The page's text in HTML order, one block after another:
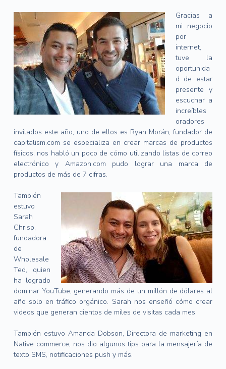
Gracias a
mi negocio
por
internet,
tuve la
oportunida
d de estar
presente y
escuchar a
increíbles
oradores
invitados este año, uno de ellos es Ryan Morán; fundador de
capitalism.com se especializa en crear marcas de productos
físicos, nos habló un poco de cómo utilizando listas de correo
electrónico y Amazon.com pudo lograr una marca de
productos de más de 7 cifras.
También
estuvo
Sarah
Chrisp,
fundadora
de
Wholesale
Ted, quien
ha logrado
dominar YouTube, generando más de un millón de dólares al
año solo en tráfico orgánico. Sarah nos enseñó cómo crear
videos que generan cientos de miles de visitas cada mes.
También estuvo Amanda Dobson, Directora de marketing en
Native commerce, nos dio algunos tips para la mensajería de
texto SMS, notificaciones push y más.